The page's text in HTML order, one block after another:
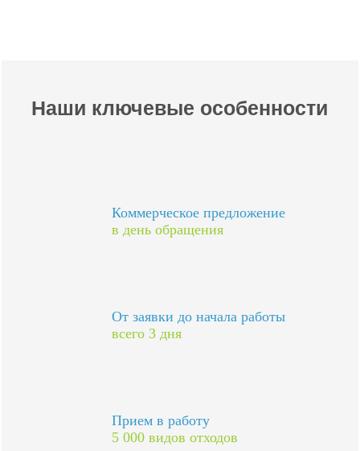
Наши ключевые особенности
Коммерческое предложение
в день обращения
От заявки до начала работы
всего 3 дня
Прием в работу
5 000 видов отходов